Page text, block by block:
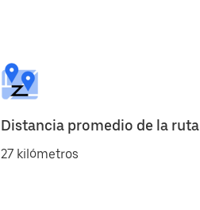
Distancia promedio de la ruta
27 kilómetros